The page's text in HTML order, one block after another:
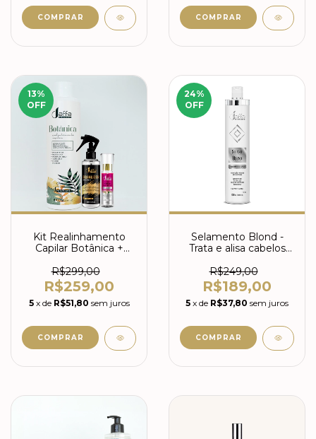
13%
OFF
Kit Realinhamento
Capilar Botânica +
R$299,00
R$259,00
5 x de R$51,80 sem juros
24%
OFF
Selamento Blond -
Trata e alisa cabelos
R$249,00
R$189,00
5 x de R$37,80 sem juros